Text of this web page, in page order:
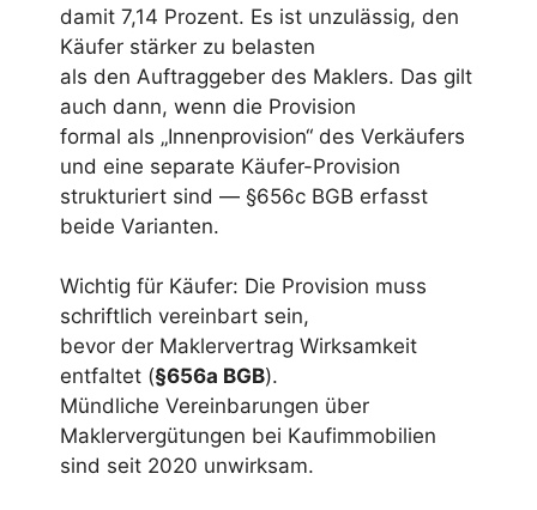
damit 7,14 Prozent. Es ist unzulässig, den
Käufer stärker zu belasten
als den Auftraggeber des Maklers. Das gilt
auch dann, wenn die Provision
formal als „Innenprovision“ des Verkäufers
und eine separate Käufer-Provision
strukturiert sind — §656c BGB erfasst
beide Varianten.
Wichtig für Käufer: Die Provision muss
schriftlich vereinbart sein,
bevor der Maklervertrag Wirksamkeit
entfaltet (§656a BGB).
Mündliche Vereinbarungen über
Maklervergütungen bei Kaufimmobilien
sind seit 2020 unwirksam.